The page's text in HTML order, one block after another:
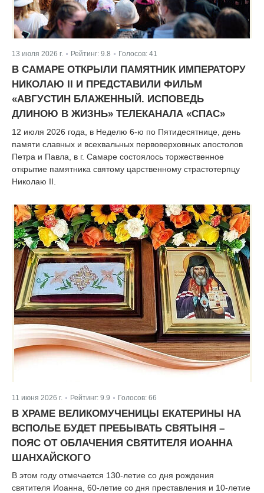
13 июля 2026 г. Рейтинг: 9.8 Голосов: 41
В САМАРЕ ОТКРЫЛИ ПАМЯТНИК ИМПЕРАТОРУ
НИКОЛАЮ II И ПРЕДСТАВИЛИ ФИЛЬМ
«АВГУСТИН БЛАЖЕННЫЙ. ИСПОВЕДЬ
ДЛИНОЮ В ЖИЗНЬ» ТЕЛЕКАНАЛА «СПАС»
12 июля 2026 года, в Неделю 6-ю по Пятидесятнице, день
памяти славных и всехвальных первоверховных апостолов
Петра и Павла, в г. Самаре состоялось торжественное
открытие памятника святому царственному страстотерпцу
Николаю II.
11 июня 2026 г. | Рейтинг: 9.9 Голосов: 66
В ХРАМЕ ВЕЛИКОМУЧЕНИЦЫ ЕКАТЕРИНЫ НА
ВСПОЛЬЕ БУДЕТ ПРЕБЫВАТЬ СВЯТЫНЯ –
ПОЯС ОТ ОБЛАЧЕНИЯ СВЯТИТЕЛЯ ИОАННА
ШАНХАЙСКОГО
В этом году отмечается 130-летие со дня рождения
святителя Иоанна, 60-летие со дня преставления и 10-летие